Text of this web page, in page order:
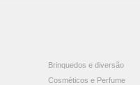
Brinquedos e diversão
Cosméticos e Perfume